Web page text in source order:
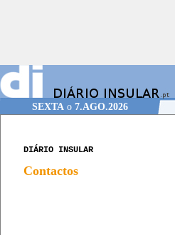
SEXTA o 7.AGO.2026
DIÁRIO INSULAR
Contactos